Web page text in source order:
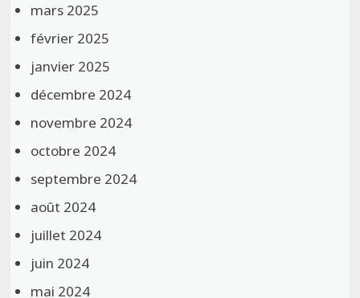
mars 2025
février 2025
janvier 2025
décembre 2024
novembre 2024
octobre 2024
septembre 2024
août 2024
juillet 2024
juin 2024
mai 2024